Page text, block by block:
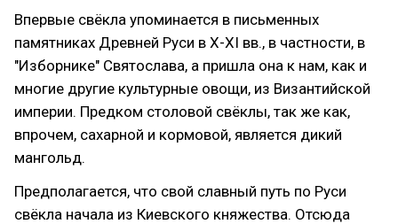
Впервые свёкла упоминается в письменных
памятниках Древней Руси в X-XI вв., в частности, в
"Изборнике" Святослава, а пришла она к нам, как и
многие другие культурные овощи, из Византийской
империи. Предком столовой свёклы, так же как,
впрочем, сахарной и кормовой, является дикий
мангольд.
Предполагается, что свой славный путь по Руси
свёкла начала из Киевского княжества. Отсюда